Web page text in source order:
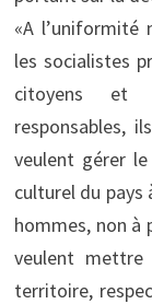
«A l’uniformité
les socialistes
citoyens et
responsables,
veulent gérer
culturel du pays
hommes, non à
veulent mettre
territoire,